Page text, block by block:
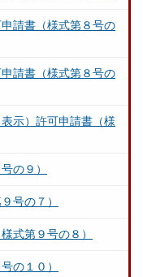
請書（様式第８号の
請書（様式第８号の
示）許可申請書（様
の９）
号の７）
式第９号の８）
の１０）